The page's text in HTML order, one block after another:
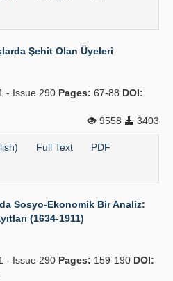
Şehit Olan Üyeleri
- Issue 290 Pages: 67-88 DOI:
9558
3403
Full Text PDF
Sosyo-Ekonomik Bir Analiz:
(1634-1911)
- Issue 290 Pages: 159-190 DOI: